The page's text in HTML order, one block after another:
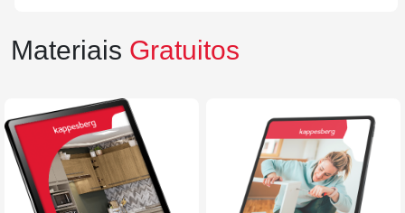
Materiais Gratuitos